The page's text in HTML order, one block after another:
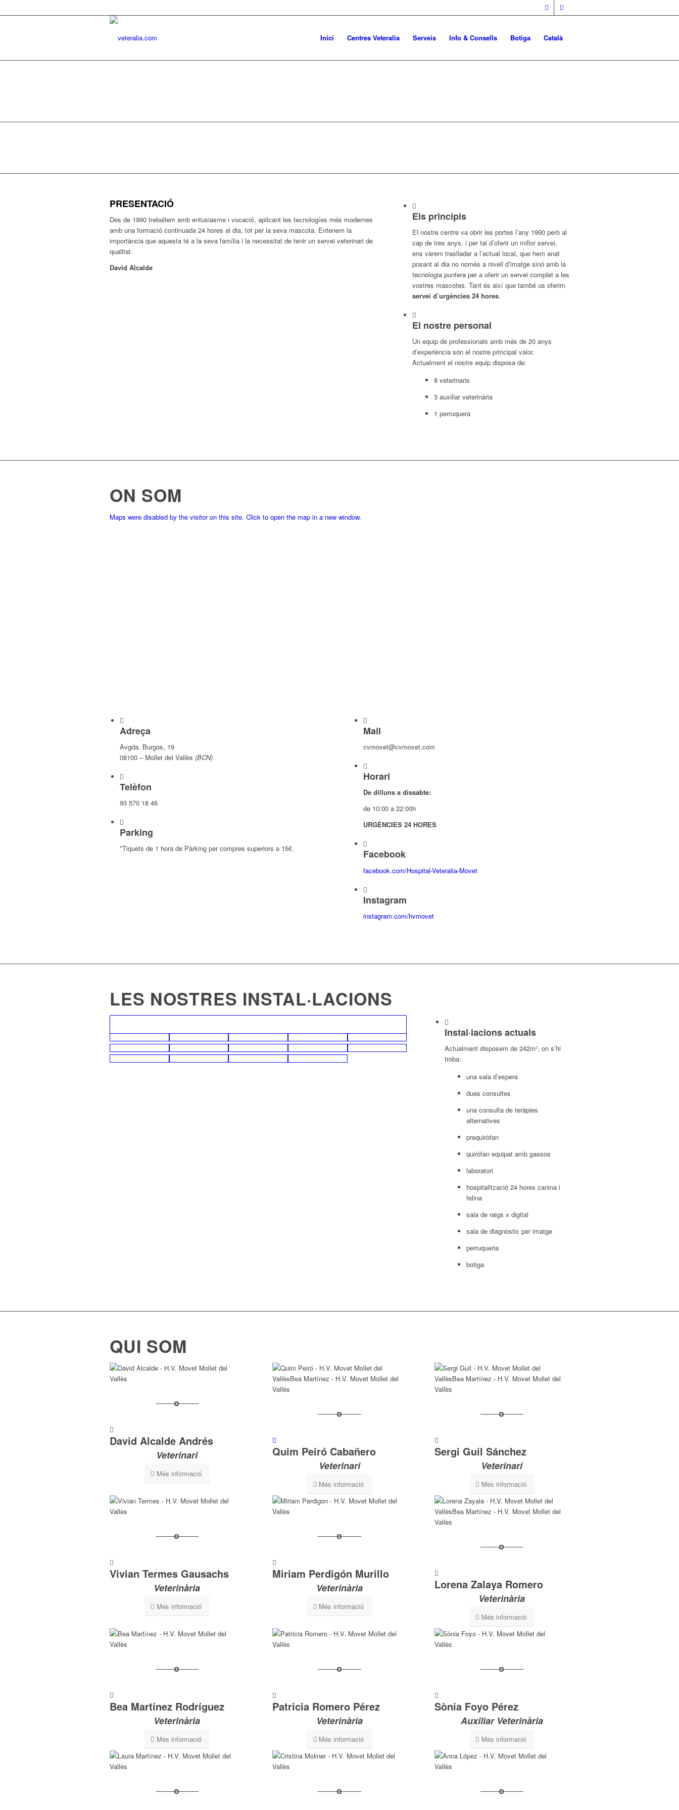
Inici Centres Veteralia Serveis Info & Consells Botiga Català
PRESENTACIÓ
Des de 1990 treballem amb entusiasme i vocació, aplicant les tecnologíes més modernes
amb una formació continuada 24 hores al dia, tot per la seva mascota. Entenem la
importància que aquesta té a la seva família i la necessitat de tenir un servei veterinari de
qualitat.
David Alcalde
Els principis
El nostre centre va obrir les portes l’any 1990 però al
cap de tres anys, i per tal d’oferir un millor servei,
ens vàrem traslladar a l’actual local, que hem anat
posant al dia no només a nivell d’imatge sinó amb la
tecnologia puntera per a oferir un servei complet a les
vostres mascotes. Tant és així que també us oferim
servei d’urgències 24 hores.
El nostre personal
Un equip de professionals amb més de 20 anys
d’experiència són el nostre principal valor.
Actualment el nostre equip disposa de:
8 veterinaris
3 auxiliar veterinària
1 perruquera
ON SOM
Maps were disabled by the visitor on this site. Click to open the map in a new window.
Adreça
Avgda. Burgos, 19
08100 – Mollet del Vallès (BCN)
Telèfon
93 570 18 46
Parking
*Tiquets de 1 hora de Pàrking per compres superiors a 15€.
Mail
cvmovet@cvmovet.com
Horari
De dilluns a dissabte:
de 10:00 a 22:00h
URGÈNCIES 24 HORES
Facebook
facebook.com/Hospital-Veteralia-Movet
Instagram
instagram.com/hvmovet
LES NOSTRES INSTAL·LACIONS
Instal·lacions actuals
Actualment disposem de 242m², on s’hi
troba:
una sala d’espera
dues consultes
una consulta de teràpies
alternatives
prequiròfan
quiròfan equipat amb gassos
laboratori
hospitalització 24 hores canina i
felina
sala de raigs x digital
sala de diagnòstic per imatge
perruqueria
botiga
QUI SOM
David Alcalde Andrés
Veterinari
Més informació
Quim Peiró Cabañero
Veterinari
Més informació
Sergi Guil Sánchez
Veterinari
Més informació
Vivian Termes Gausachs
Veterinària
Més informació
Miriam Perdigón Murillo
Veterinària
Més informació
Lorena Zalaya Romero
Veterinària
Més informació
Bea Martínez Rodríguez
Veterinària
Més informació
Patricia Romero Pérez
Veterinària
Més informació
Sònia Foyo Pérez
Auxiliar Veterinària
Més informació